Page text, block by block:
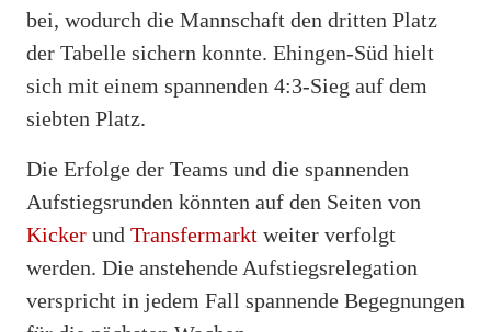
bei, wodurch die Mannschaft den dritten Platz
der Tabelle sichern konnte. Ehingen-Süd hielt
sich mit einem spannenden 4:3-Sieg auf dem
siebten Platz.
Die Erfolge der Teams und die spannenden
Aufstiegsrunden könnten auf den Seiten von
Kicker und Transfermarkt weiter verfolgt
werden. Die anstehende Aufstiegsrelegation
verspricht in jedem Fall spannende Begegnungen